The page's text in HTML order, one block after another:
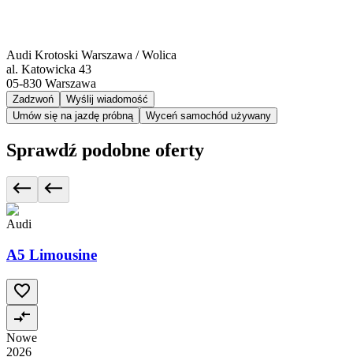
Audi Krotoski Warszawa / Wolica
al. Katowicka 43
05-830 Warszawa
Zadzwoń
Wyślij wiadomość
Umów się na jazdę próbną
Wyceń samochód używany
Sprawdź podobne oferty
Audi
A5 Limousine
Nowe
2026